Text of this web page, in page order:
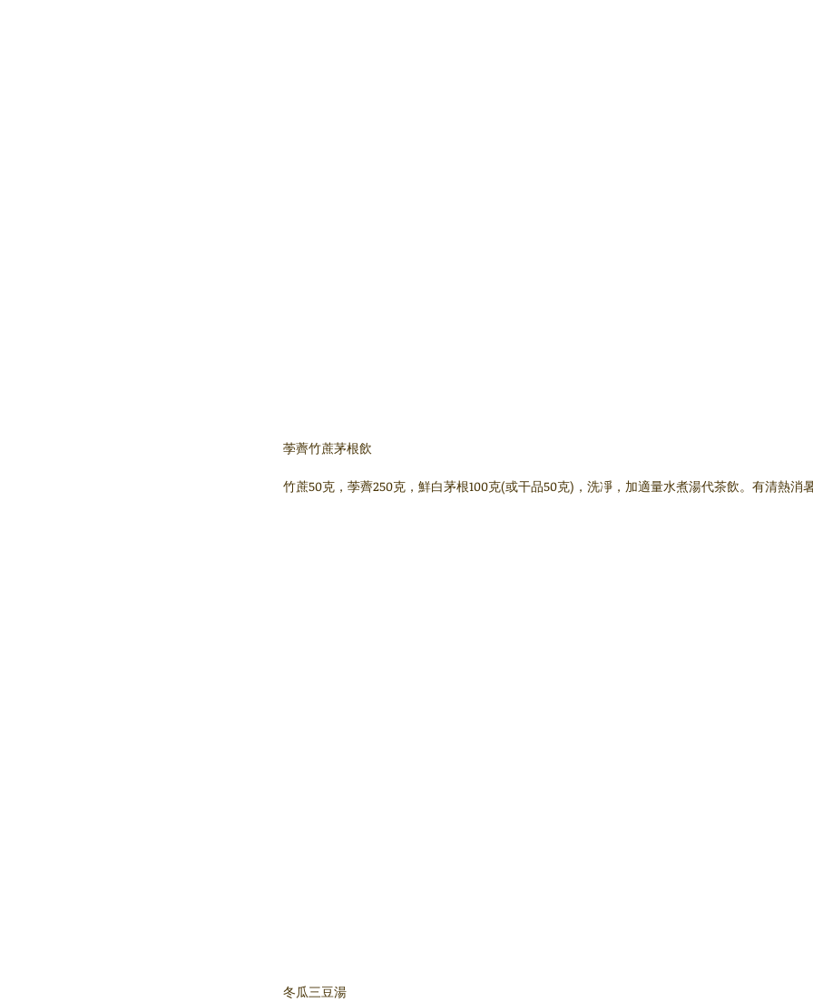
荸薺竹蔗茅根飲
竹蔗50克，荸薺250克，鮮白茅根100克(或干品50克)，洗凈，加適量水煮湯代茶飲。有清熱消
冬瓜三豆湯